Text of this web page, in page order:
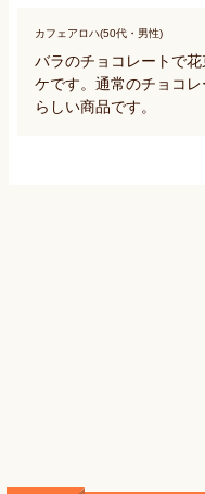
カフェアロハ(50代・男性)
バラのチョコレートで
ケです。通常のチョコ
らしい商品です。